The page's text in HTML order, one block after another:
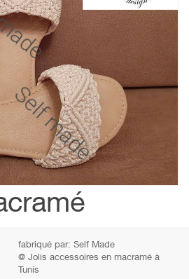
fabriqué par:Self Made
@ Jolis accessoires en macramé à
Tunis